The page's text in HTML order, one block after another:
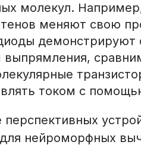
молекул.
меняют свою
выпрямления,
током с
перспективных
нейроморфных